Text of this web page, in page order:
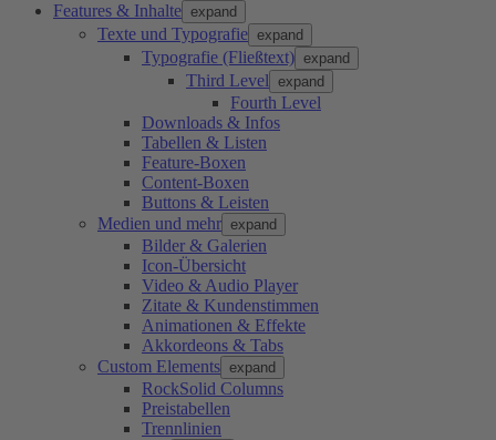
Features & Inhalte expand
Texte und Typografie expand
Typografie (Fließtext) expand
Third Level expand
Fourth Level
Downloads & Infos
Tabellen & Listen
Feature-Boxen
Content-Boxen
Buttons & Leisten
Medien und mehr expand
Bilder & Galerien
Icon-Übersicht
Video & Audio Player
Zitate & Kundenstimmen
Animationen & Effekte
Akkordeons & Tabs
Custom Elements expand
RockSolid Columns
Preistabellen
Trennlinien